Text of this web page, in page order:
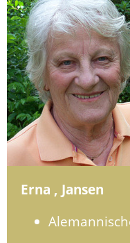
Erna , Jansen